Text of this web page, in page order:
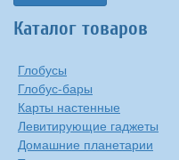
Каталог товаров
Глобусы
Глобус-бары
Карты настенные
Левитирующие гаджеты
Домашние планетарии